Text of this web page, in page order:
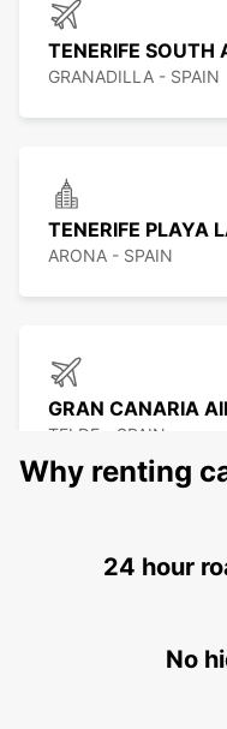
TENERIFE SOUTH
GRANADILLA - SPAIN
TENERIFE PLAYA
ARONA - SPAIN
GRAN CANARIA
TELDE - SPAIN
Why renting
24 hour
No